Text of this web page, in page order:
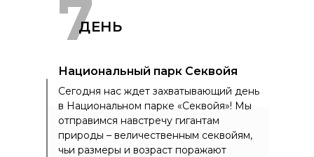
ДЕНЬ
Сегодня нас ждет захватывающий день
в Национальном парке «Секвойя»! Мы
отправимся навстречу гигантам
природы – величественным секвойям,
чьи размеры и возраст поражают
7
Национальный парк Секвойя